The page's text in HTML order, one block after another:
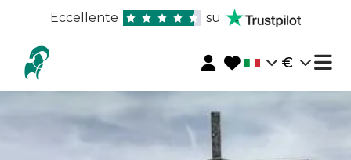
Eccellente su
€